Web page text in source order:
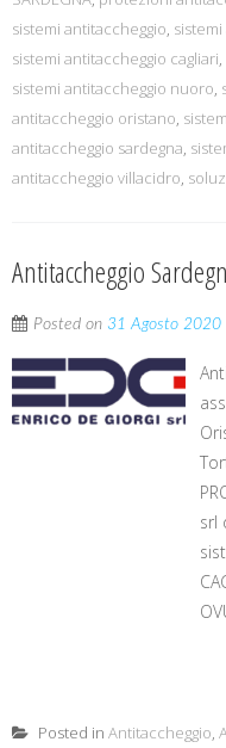
sistemi antitaccheggio,
sistemi antitaccheggio cagliari,
sistemi antitaccheggio nuoro,
antitaccheggio oristano,
antitaccheggio sardegna,
antitaccheggio villacidro,
Antitaccheggio
Posted on 31 Agosto 2020
srl
Posted in Antitaccheggio,